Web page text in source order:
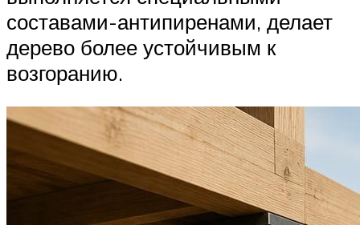
составами-антипиренами, делает
дерево более устойчивым к
возгоранию.